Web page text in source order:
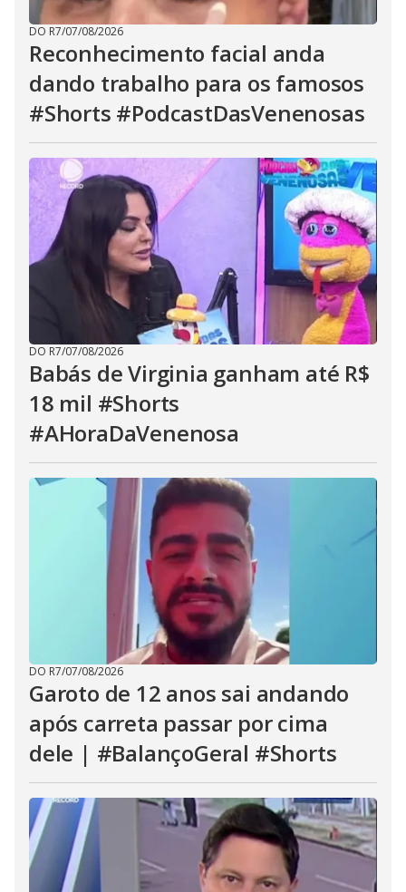
DO R7/07/08/2026
Reconhecimento facial anda
dando trabalho para os famosos
#Shorts #PodcastDasVenenosas
DO R7/07/08/2026
Babás de Virginia ganham até R$
18 mil #Shorts
#AHoraDaVenenosa
DO R7/07/08/2026
Garoto de 12 anos sai andando
após carreta passar por cima
dele | #BalançoGeral #Shorts